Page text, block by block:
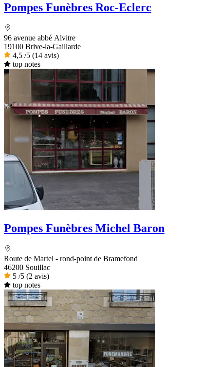
Pompes Funèbres Roc-Eclerc
96 avenue abbé Alvitre
19100 Brive-la-Gaillarde
4,5 /5 (14 avis)
top notes
Pompes Funèbres Michel Baron
Route de Martel - rond-point de Bramefond
46200 Souillac
5 /5 (2 avis)
top notes